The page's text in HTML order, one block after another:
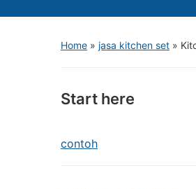
Home » jasa kitchen set »
Start here
contoh